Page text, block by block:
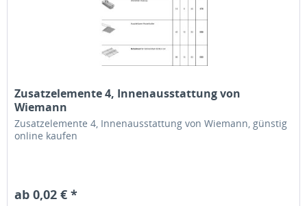
Zusatzelemente 4, Innenausstattung von
Wiemann
Zusatzelemente 4, Innenausstattung von Wiemann, günstig
online kaufen
ab 0,02 € *